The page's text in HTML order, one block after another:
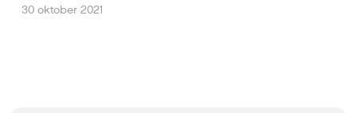
30 oktober 2021